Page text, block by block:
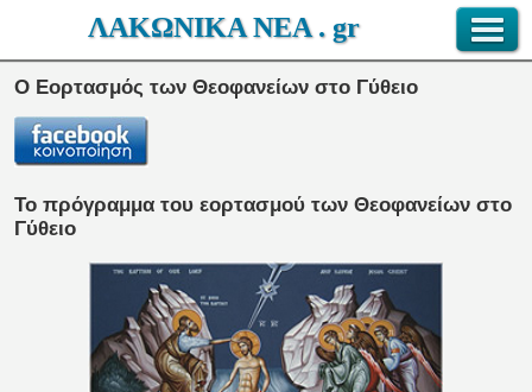
ΛΑΚΩΝΙΚΑ ΝΕΑ . gr
O Eορτασμός των Θεοφανείων στο Γύθειο
Το πρόγραμμα του εορτασμού των Θεοφανείων στο
Γύθειο